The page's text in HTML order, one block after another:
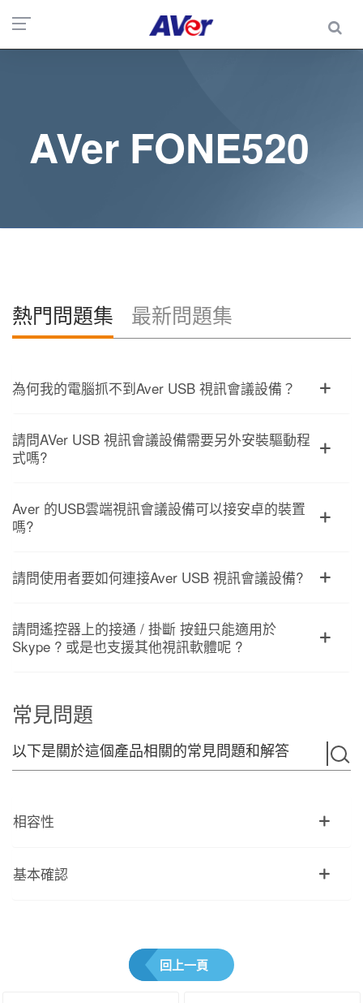
AVer FONE520
熱門問題集 最新問題集
為何我的電腦抓不到Aver USB 視訊會議設備？
請問AVer USB 視訊會議設備需要另外安裝驅動程
式嗎?
Aver 的USB雲端視訊會議設備可以接安卓的裝置
嗎?
請問使用者要如何連接Aver USB 視訊會議設備?
請問遙控器上的接通 / 掛斷 按鈕只能適用於
Skype ? 或是也支援其他視訊軟體呢 ?
常見問題
以下是關於這個產品相關的常見問題和解答
相容性
基本確認
回上一頁